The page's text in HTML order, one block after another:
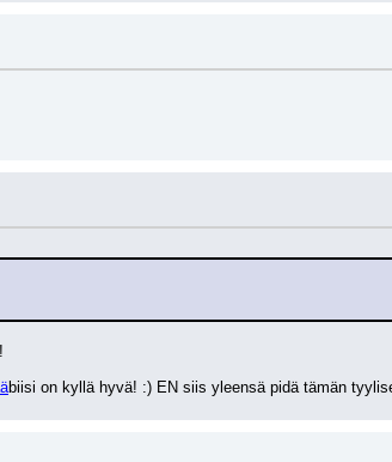
biisi on kyllä hyvä! :) EN siis yleensä pidä tämän